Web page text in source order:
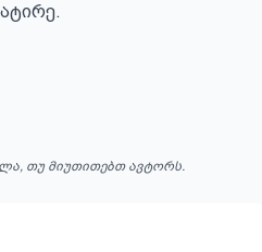
თუ მიუთითებთ ავტორს.